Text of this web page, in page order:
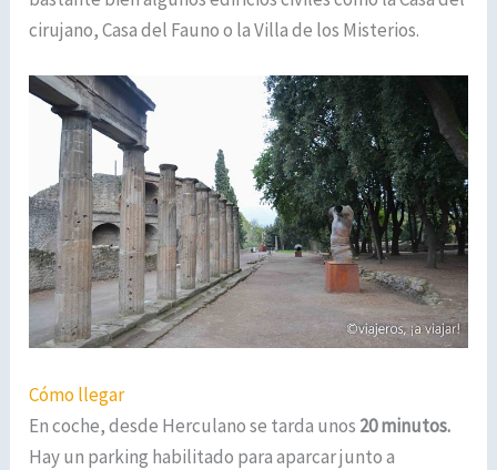
cirujano, Casa del Fauno o la Villa de los Misterios.
Cómo llegar
En coche, desde Herculano se tarda unos 20 minutos.
Hay un parking habilitado para aparcar junto a